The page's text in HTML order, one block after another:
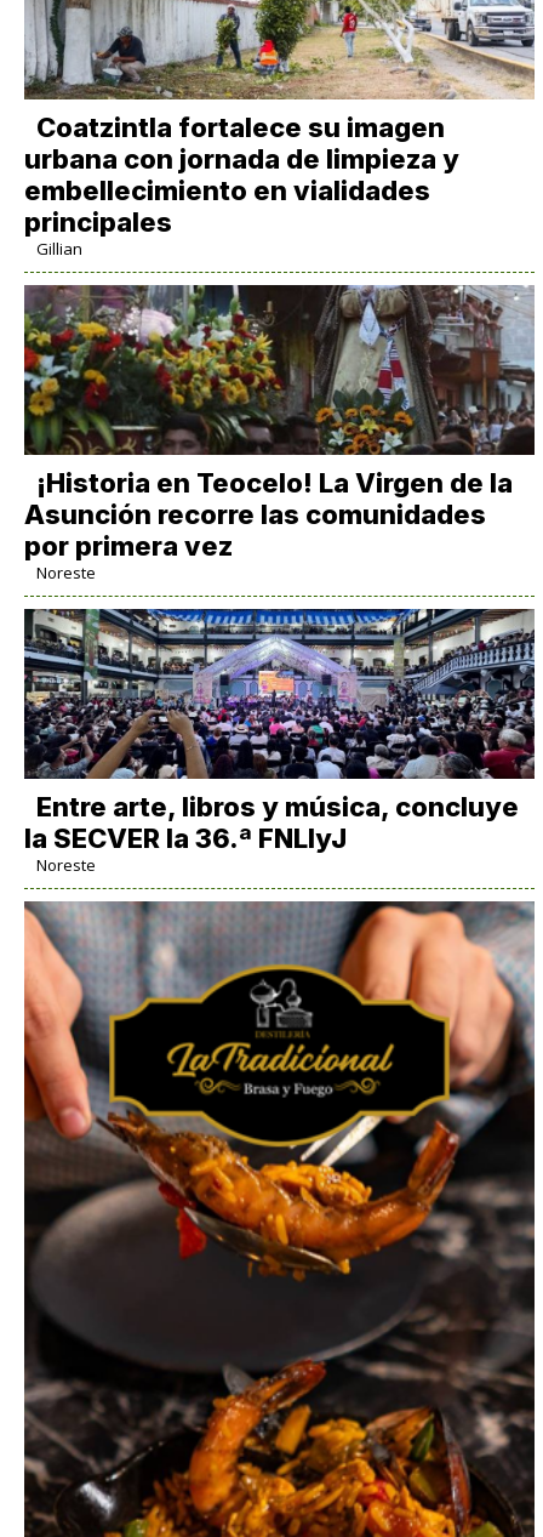
Coatzintla fortalece su imagen
urbana con jornada de limpieza y
embellecimiento en vialidades
principales
Gillian
​¡Historia en Teocelo! La Virgen de la
Asunción recorre las comunidades
por primera vez
Noreste
Entre arte, libros y música, concluye
la SECVER la 36.ª FNLIyJ
Noreste